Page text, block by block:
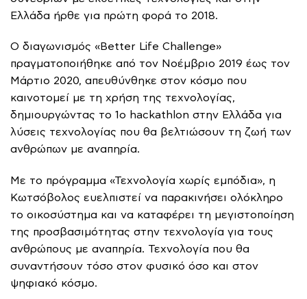
Ελλάδα ήρθε για πρώτη φορά το 2018.
Ο διαγωνισμός «Better Life Challenge»
πραγματοποιήθηκε από τον Νοέμβριο 2019 έως τον
Μάρτιο 2020, απευθύνθηκε στον κόσμο που
καινοτομεί με τη χρήση της τεχνολογίας,
δημιουργώντας το 1ο hackathlon στην Ελλάδα για
λύσεις τεχνολογίας που θα βελτιώσουν τη ζωή των
ανθρώπων με αναπηρία.
Με το πρόγραμμα «Τεχνολογία χωρίς εμπόδια», η
Κωτσόβολος ευελπιστεί να παρακινήσει ολόκληρο
το οικοσύστημα και να καταφέρει τη μεγιστοποίηση
της προσβασιμότητας στην τεχνολογία για τους
ανθρώπους με αναπηρία. Τεχνολογία που θα
συναντήσουν τόσο στον φυσικό όσο και στον
ψηφιακό κόσμο.